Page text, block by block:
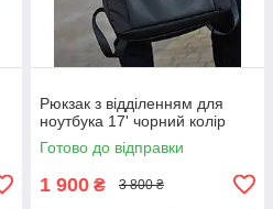
Рюкзак з відділенням для
ноутбука 17' чорний колір
Готово до відправки
1 900 ₴ 3 800 ₴